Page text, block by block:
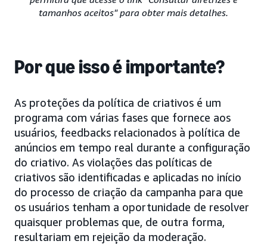
tamanhos aceitos" para obter mais detalhes.
Por que isso é importante?
As proteções da política de criativos é um
programa com várias fases que fornece aos
usuários, feedbacks relacionados à política de
anúncios em tempo real durante a configuração
do criativo. As violações das políticas de
criativos são identificadas e aplicadas no início
do processo de criação da campanha para que
os usuários tenham a oportunidade de resolver
quaisquer problemas que, de outra forma,
resultariam em rejeição da moderação.